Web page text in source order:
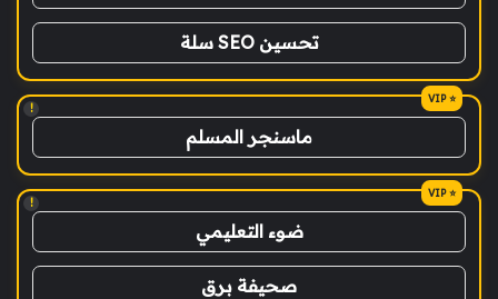
تحسين SEO سلة
!
ماسنجر المسلم
!
ضوء التعليمي
صحيفة برق